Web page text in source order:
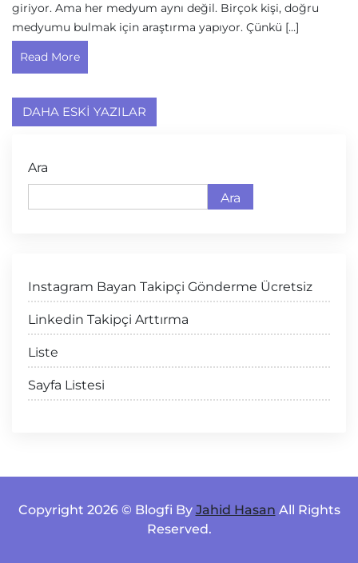
giriyor. Ama her medyum aynı değil. Birçok kişi, doğru
medyumu bulmak için araştırma yapıyor. Çünkü […]
Read More
Yazı
DAHA ESKI YAZILAR
Ara
Ara
Instagram Bayan Takipçi Gönderme Ücretsiz
Linkedin Takipçi Arttırma
Liste
Sayfa Listesi
Copyright 2026 © Blogfi By Jahid Hasan All Rights
Reserved.